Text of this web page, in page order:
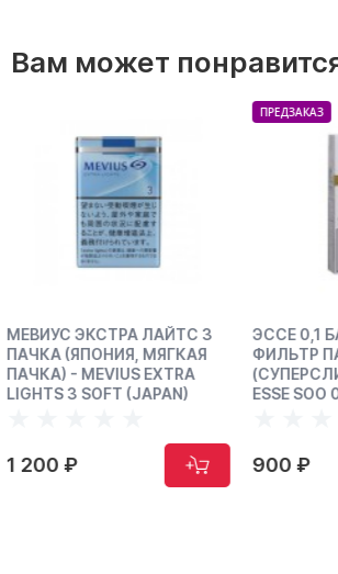
Вам может
3
ЭССЕ 0,1 БАМБУКОВЫЙ
ФИЛЬТР ПАЧКА
(СУПЕРСЛИМС, КОРЕЯ) -
ESSE SOO 0,1